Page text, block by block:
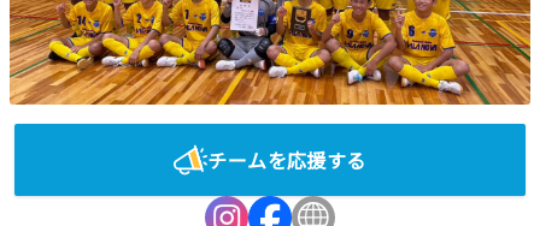
チームを応援する